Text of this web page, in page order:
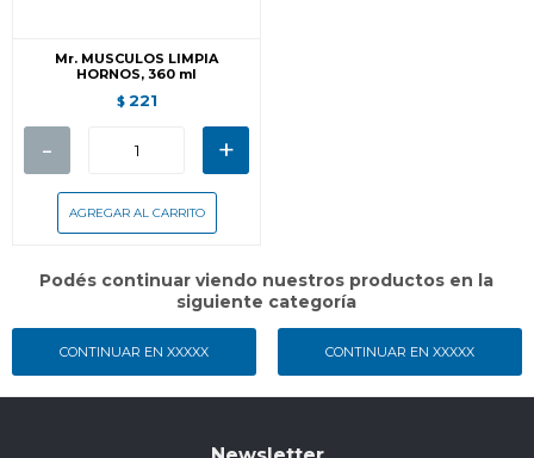
Mr. MUSCULOS LIMPIA
HORNOS, 360 ml
$ 221
- +
CONTINUAR EN XXXXX
Podés continuar viendo nuestros productos en la
siguiente categoría
CONTINUAR EN XXXXX